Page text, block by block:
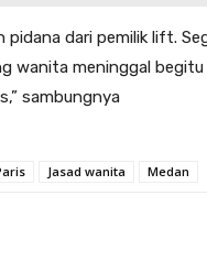
dari pemilik lift.
wanita meninggal
sambungnya
Jasad wanita Medan